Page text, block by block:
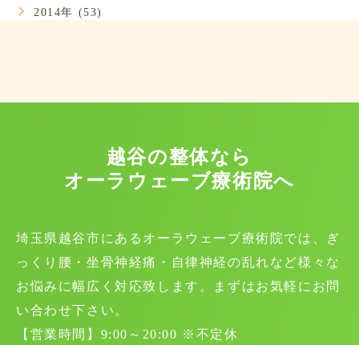
2014年 (53)
越谷の整体なら
オーラウェーブ療術院へ
埼玉県越谷市にあるオーラウェーブ療術院では、ぎ
っくり腰・坐骨神経痛・自律神経の乱れなど様々な
お悩みに幅広く対応致します。まずはお気軽にお問
い合わせ下さい。
【営業時間】9:00～20:00 ※不定休